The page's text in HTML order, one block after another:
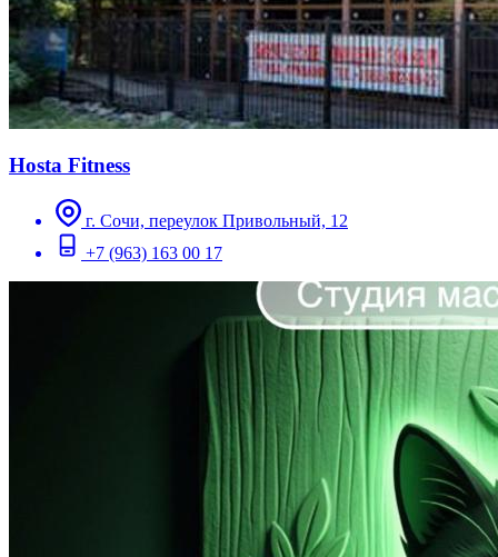
Hosta Fitness
г. Сочи, переулок Привольный, 12
+7 (963) 163 00 17